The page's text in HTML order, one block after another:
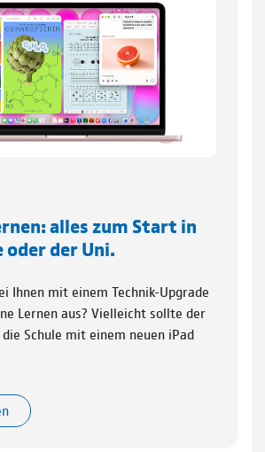
alles zum Start in
oder der Uni.
Ihnen mit einem Technik-Upgrade
Lernen aus? Vielleicht sollte der
Schule mit einem neuen iPad